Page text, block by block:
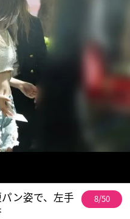
ン姿で、左手
8/50